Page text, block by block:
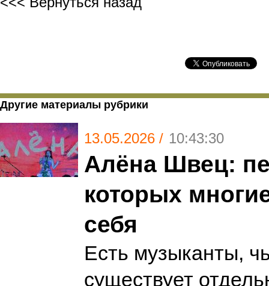
Другие материалы рубрики
13.05.2026 / 10:43:30
Алёна Швец:
которых
себя
Есть музыканты,
существует